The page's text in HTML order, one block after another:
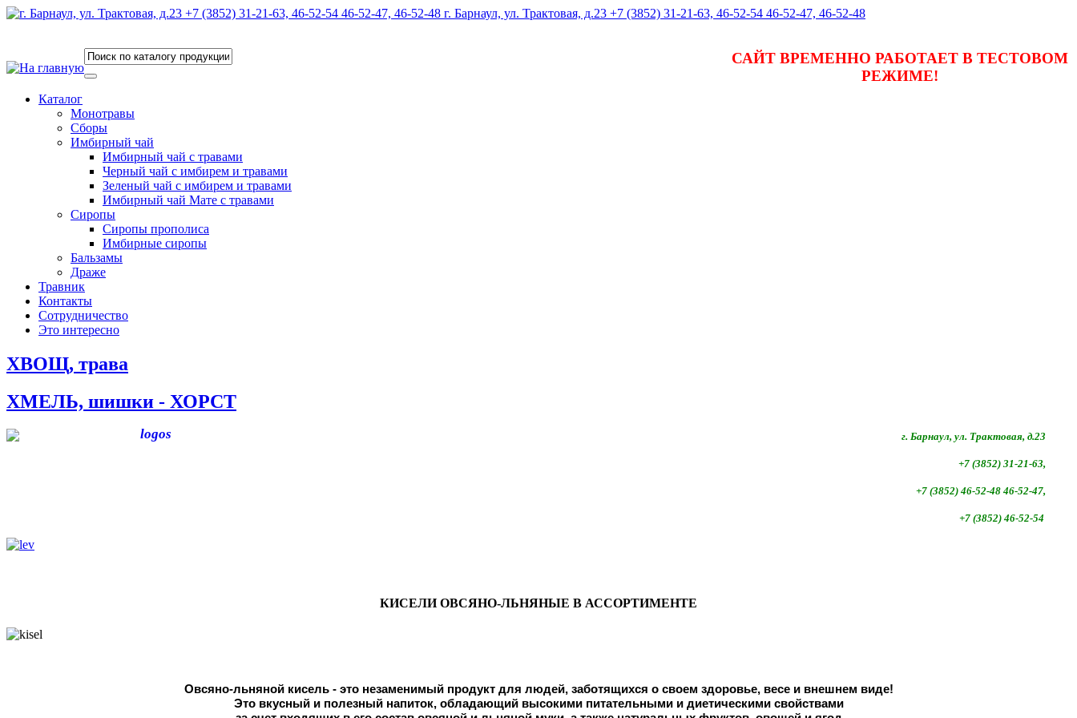
г. Барнаул, ул. Трактовая, д.23 +7 (3852) 31-21-63, 46-52-54 46-52-47, 46-52-48
САЙТ ВРЕМЕННО РАБОТАЕТ В ТЕСТОВОМ
РЕЖИМЕ!
Каталог
Монотравы
Сборы
Имбирный чай
Имбирный чай с травами
Черный чай с имбирем и травами
Зеленый чай с имбирем и травами
Имбирный чай Мате с травами
Сиропы
Сиропы прополиса
Имбирные сиропы
Бальзамы
Драже
Травник
Контакты
Сотрудничество
Это интересно
ХВОЩ, трава
ХМЕЛЬ, шишки - ХОРСТ
г. Барнаул, ул. Трактовая, д.23
+7 (3852) 31-21-63,
+7 (3852) 46-52-48 46-52-47,
+7 (3852) 46-52-54
КИСЕЛИ ОВСЯНО-ЛЬНЯНЫЕ В АССОРТИМЕНТЕ
Овсяно-льняной кисель - это незаменимый продукт для людей, заботящихся о своем здоровье, весе и внешнем виде!
Это вкусный и полезный напиток, обладающий высокими питательными и диетическими свойствами